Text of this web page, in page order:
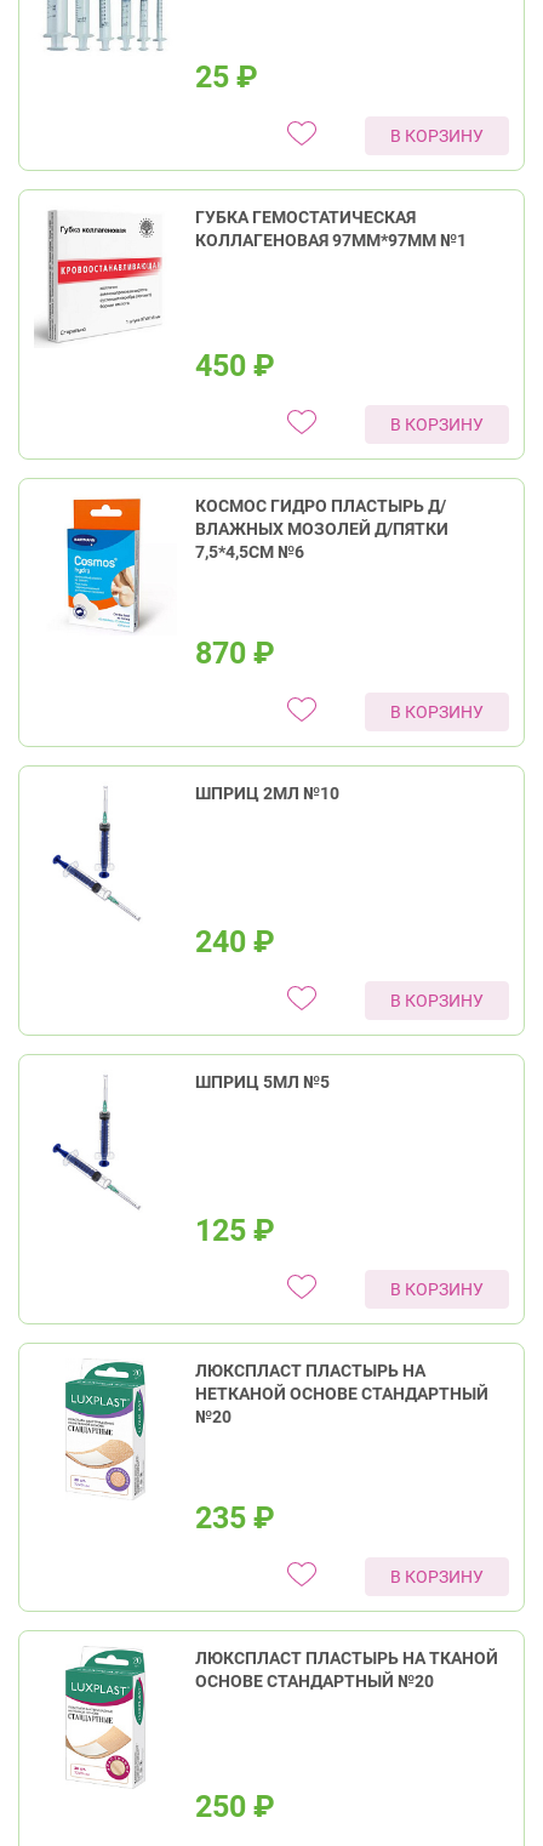
25 ₽
В КОРЗИНУ
ГУБКА ГЕМОСТАТИЧЕСКАЯ
КОЛЛАГЕНОВАЯ 97ММ*97ММ №1
450 ₽
В КОРЗИНУ
КОСМОС ГИДРО ПЛАСТЫРЬ Д/
ВЛАЖНЫХ МОЗОЛЕЙ Д/ПЯТКИ
7,5*4,5СМ №6
870 ₽
В КОРЗИНУ
ШПРИЦ 2МЛ №10
240 ₽
В КОРЗИНУ
ШПРИЦ 5МЛ №5
125 ₽
В КОРЗИНУ
ЛЮКСПЛАСТ ПЛАСТЫРЬ НА
НЕТКАНОЙ ОСНОВЕ СТАНДАРТНЫЙ
№20
235 ₽
В КОРЗИНУ
ЛЮКСПЛАСТ ПЛАСТЫРЬ НА ТКАНОЙ
ОСНОВЕ СТАНДАРТНЫЙ №20
250 ₽